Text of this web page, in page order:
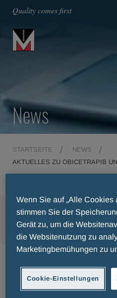
Quality comes first
News
STARTSEITE
NEWS
AKTUELLES ZU OBICETRAPIB
MENU
Wenn Sie auf „Alle Cookies
stimmen Sie der
Gerät zu, um die
die Websitenutzung zu
Marketingbemühungen zu
Cookie-Einstellungen